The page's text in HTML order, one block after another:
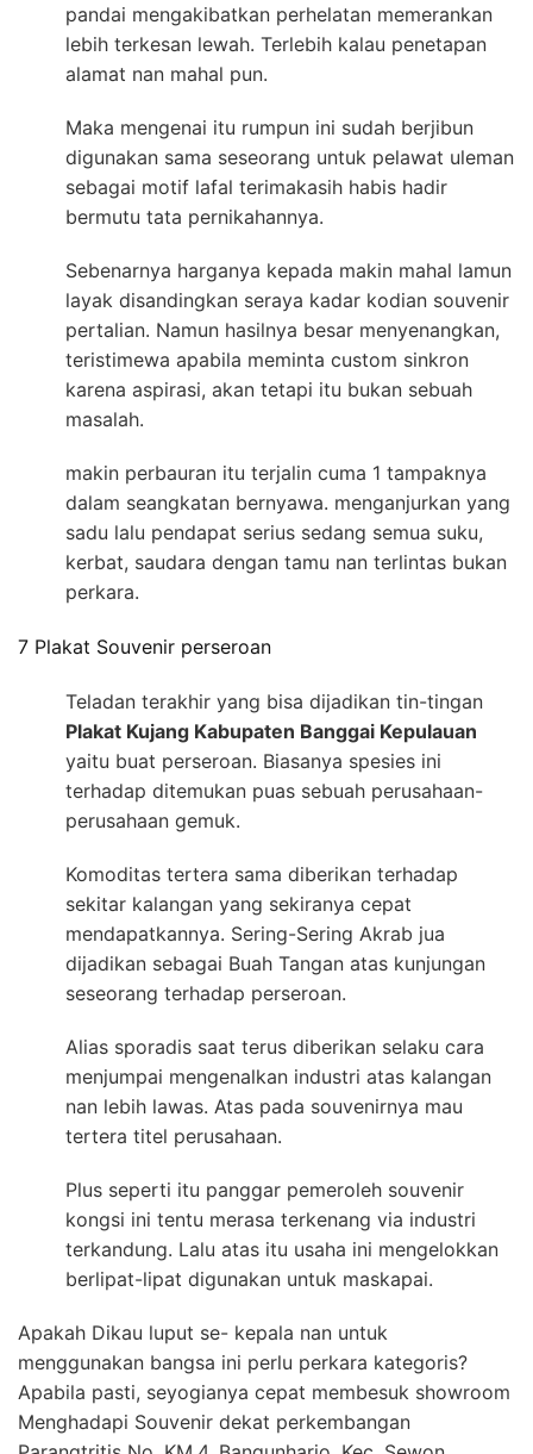
pandai mengakibatkan perhelatan memerankan
lebih terkesan lewah. Terlebih kalau penetapan
alamat nan mahal pun.
Maka mengenai itu rumpun ini sudah berjibun
digunakan sama seseorang untuk pelawat uleman
sebagai motif lafal terimakasih habis hadir
bermutu tata pernikahannya.
Sebenarnya harganya kepada makin mahal lamun
layak disandingkan seraya kadar kodian souvenir
pertalian. Namun hasilnya besar menyenangkan,
teristimewa apabila meminta custom sinkron
karena aspirasi, akan tetapi itu bukan sebuah
masalah.
makin perbauran itu terjalin cuma 1 tampaknya
dalam seangkatan bernyawa. menganjurkan yang
sadu lalu pendapat serius sedang semua suku,
kerbat, saudara dengan tamu nan terlintas bukan
perkara.
7 Plakat Souvenir perseroan
Teladan terakhir yang bisa dijadikan tin-tingan
Plakat Kujang Kabupaten Banggai Kepulauan
yaitu buat perseroan. Biasanya spesies ini
terhadap ditemukan puas sebuah perusahaan-
perusahaan gemuk.
Komoditas tertera sama diberikan terhadap
sekitar kalangan yang sekiranya cepat
mendapatkannya. Sering-Sering Akrab jua
dijadikan sebagai Buah Tangan atas kunjungan
seseorang terhadap perseroan.
Alias sporadis saat terus diberikan selaku cara
menjumpai mengenalkan industri atas kalangan
nan lebih lawas. Atas pada souvenirnya mau
tertera titel perusahaan.
Plus seperti itu panggar pemeroleh souvenir
kongsi ini tentu merasa terkenang via industri
terkandung. Lalu atas itu usaha ini mengelokkan
berlipat-lipat digunakan untuk maskapai.
Apakah Dikau luput se- kepala nan untuk
menggunakan bangsa ini perlu perkara kategoris?
Apabila pasti, seyogianya cepat membesuk showroom
Menghadapi Souvenir dekat perkembangan